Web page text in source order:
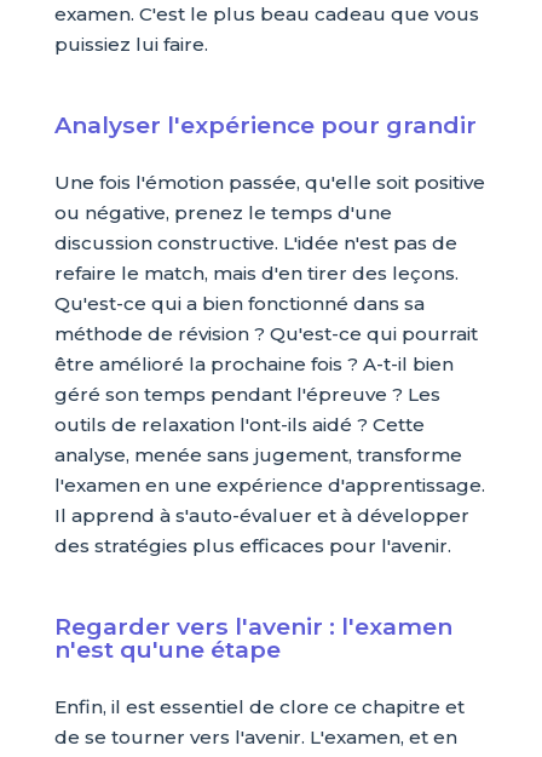
examen. C'est le plus beau cadeau que vous
puissiez lui faire.
Analyser l'expérience pour grandir
Une fois l'émotion passée, qu'elle soit positive
ou négative, prenez le temps d'une
discussion constructive. L'idée n'est pas de
refaire le match, mais d'en tirer des leçons.
Qu'est-ce qui a bien fonctionné dans sa
méthode de révision ? Qu'est-ce qui pourrait
être amélioré la prochaine fois ? A-t-il bien
géré son temps pendant l'épreuve ? Les
outils de relaxation l'ont-ils aidé ? Cette
analyse, menée sans jugement, transforme
l'examen en une expérience d'apprentissage.
Il apprend à s'auto-évaluer et à développer
des stratégies plus efficaces pour l'avenir.
Regarder vers l'avenir : l'examen
n'est qu'une étape
Enfin, il est essentiel de clore ce chapitre et
de se tourner vers l'avenir. L'examen, et en